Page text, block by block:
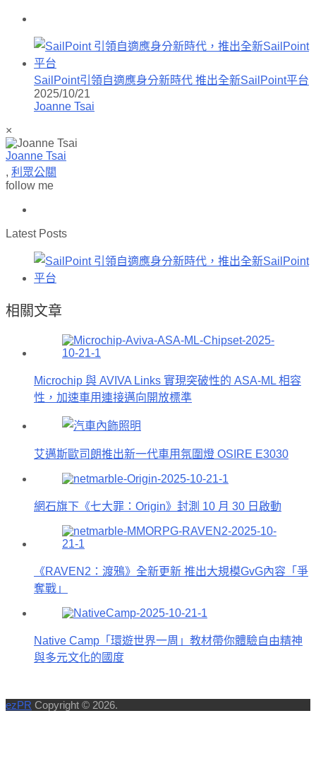
SailPoint引領自適應身分新時代 推出全新SailPoint平台
2025/10/21
Joanne Tsai
×
Joanne Tsai
, 利眾公關
follow me
Latest Posts
相關文章
Microchip 與 AVIVA Links 實現突破性的 ASA-ML 相容
性，加速車用連接邁向開放標準
艾邁斯歐司朗推出新一代車用氛圍燈 OSIRE E3030
網石旗下《七大罪：Origin》封測 10 月 30 日啟動
《RAVEN2：渡鴉》全新更新 推出大規模GvG內容「爭
奪戰」
Native Camp「環遊世界一周」教材帶你體驗自由精神
與多元文化的國度
ezPR Copyright © 2026.